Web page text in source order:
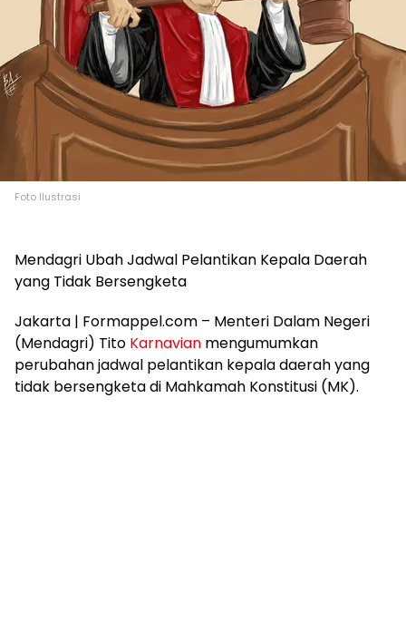
Foto Ilustrasi
Mendagri Ubah Jadwal Pelantikan Kepala Daerah
yang Tidak Bersengketa
Jakarta | Formappel.com – Menteri Dalam Negeri
(Mendagri) Tito Karnavian mengumumkan
perubahan jadwal pelantikan kepala daerah yang
tidak bersengketa di Mahkamah Konstitusi (MK).